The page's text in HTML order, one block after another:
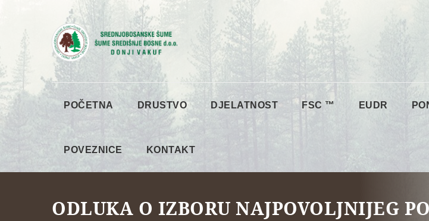
POČETNA DRUSTVO DJELATNOST FSC ™ EUDR
POVEZNICE KONTAKT
ODLUKA O IZBORU NAJPOVOLJNIJEG